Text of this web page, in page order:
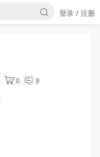
登录 / 注册
0 9